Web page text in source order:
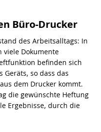
Büro-Drucker
des Arbeitsalltags: In
viele Dokumente
befinden sich
so dass das
dem Drucker kommt.
die gewünschte Heftung
Ergebnisse, durch die